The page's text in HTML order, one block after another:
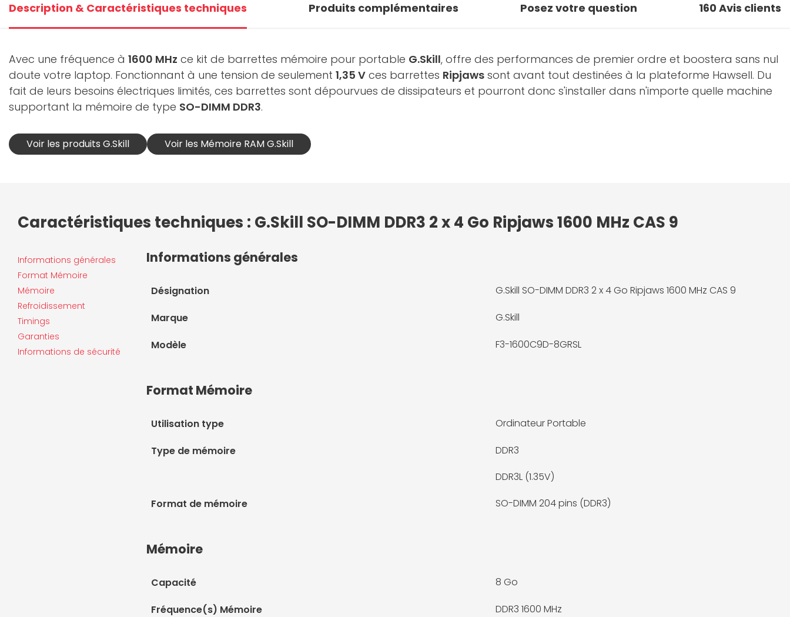
Description & Caractéristiques techniques Produits complémentaires Posez votre question 160 Avis clients
Avec une fréquence à 1600 MHz ce kit de barrettes mémoire pour portable G.Skill, offre des performances de premier ordre et boostera sans nul
doute votre laptop. Fonctionnant à une tension de seulement 1,35 V ces barrettes Ripjaws sont avant tout destinées à la plateforme Hawsell. Du
fait de leurs besoins électriques limités, ces barrettes sont dépourvues de dissipateurs et pourront donc s'installer dans n'importe quelle machine
supportant la mémoire de type SO-DIMM DDR3.
Voir les produits G.Skill Voir les Mémoire RAM G.Skill
Caractéristiques techniques : G.Skill SO-DIMM DDR3 2 x 4 Go Ripjaws 1600 MHz CAS 9
Informations générales
Format Mémoire
Mémoire
Refroidissement
Timings
Garanties
Informations de sécurité
Informations générales
Désignation G.Skill SO-DIMM DDR3 2 x 4 Go Ripjaws 1600 MHz CAS 9
Marque G.Skill
Modèle F3-1600C9D-8GRSL
Format Mémoire
Utilisation type Ordinateur Portable
Type de mémoire
DDR3
DDR3L (1.35V)
Format de mémoire
SO-DIMM 204 pins (DDR3)
Mémoire
Capacité 8 Go
Fréquence(s) Mémoire DDR3 1600 MHz